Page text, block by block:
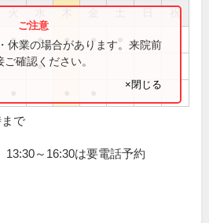
祝
● ● ● ●
●
休業の場合があります。来院前
確認ください。
×閉じる
で
13:30～16:30は要電話予約